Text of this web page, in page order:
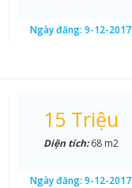
Ngày đăng:9-12-2017
15 Triệu
Diện tích:68 m2
Ngày đăng:9-12-2017